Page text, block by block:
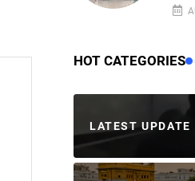
HOT CATEGORIES
LATEST UPDATE